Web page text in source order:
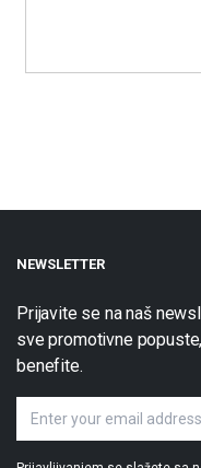
NEWSLETTER
Prijavite se na naš
sve promotivne
benefite.